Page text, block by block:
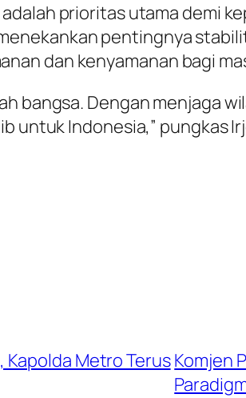
prioritas utama demi
pentingnya
dan kenyamanan bagi
bangsa. Dengan menjaga
untuk Indonesia,” pungkas
Kapolda Metro TerusKomjen